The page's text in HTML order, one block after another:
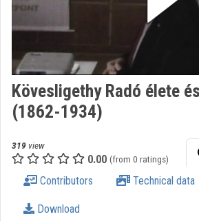
KÖNYVTÁR
ÉS
Organization home
Log In
Organization discovery
Categories
Organization playlists
Organizations
Kövesligethy Radó élete
(1862-1934)
319 view
0.00 (from 0 ratings)
Contributors Technical data
Download